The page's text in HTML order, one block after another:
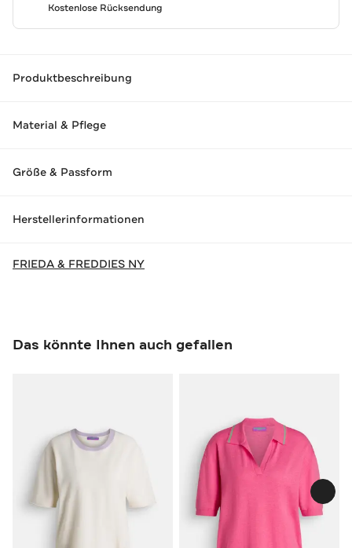
Kostenlose Rücksendung
Produktbeschreibung
Material & Pflege
Größe & Passform
Herstellerinformationen
FRIEDA & FREDDIES NY
Das könnte Ihnen auch gefallen